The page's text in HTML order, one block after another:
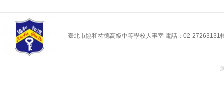
臺北市協和祐德高級中等學校人事室 電話：02-